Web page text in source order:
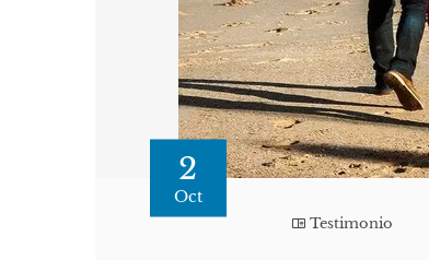
2
Oct
Testimonio